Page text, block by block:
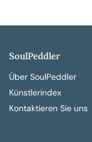
SoulPeddler
Über SoulPeddler
Künstlerindex
Kontaktieren Sie uns